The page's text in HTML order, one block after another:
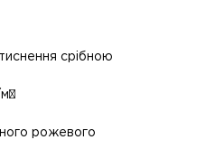
срібною
рожевого